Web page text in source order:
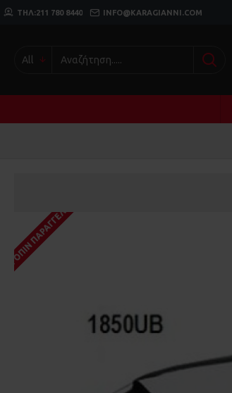
ΤΗΛ:211 780 8440 INFO@KARAGIANNI.COM
All
ΠΑΡΑΓΓΕΛΊΑΣ